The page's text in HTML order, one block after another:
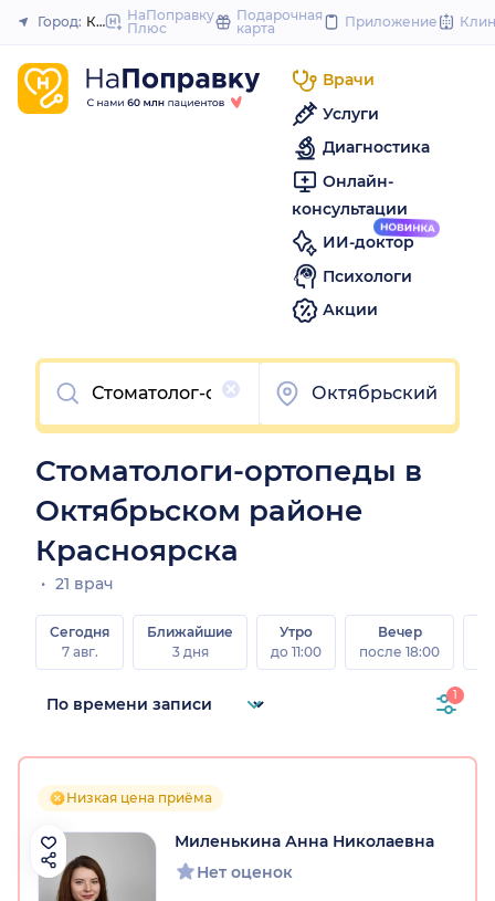
to
Закрыть
Город: КрасноярскНаПоправку
Плюс
Подарочная
карта
Приложение
Врачи
Услуги
Диагностика
Онлайн-
консультации
ИИ-доктор
Психологи
Акции
Очистить
Октябрьский
Стоматологи-ортопеды в
Октябрьском районе
Красноярска
21 врач
Сегодня
7 авг.
Ближайшие
3 дня
Утро
до 11:00
Вечер
после 18:00
1
Низкая цена приёма
Миленькина Анна Николаевна
Нет оценок